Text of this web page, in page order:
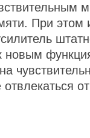
При этом
новым